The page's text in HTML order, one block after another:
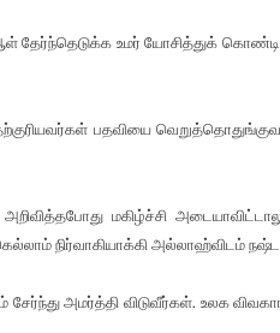
உமர் யோசித்துக்
பதவியை
மகிழ்ச்சி
நிர்வாகியாக்கி அல்லாஹ்விடம்
சேர்ந்து அமர்த்தி விடுவீர்கள். உலக